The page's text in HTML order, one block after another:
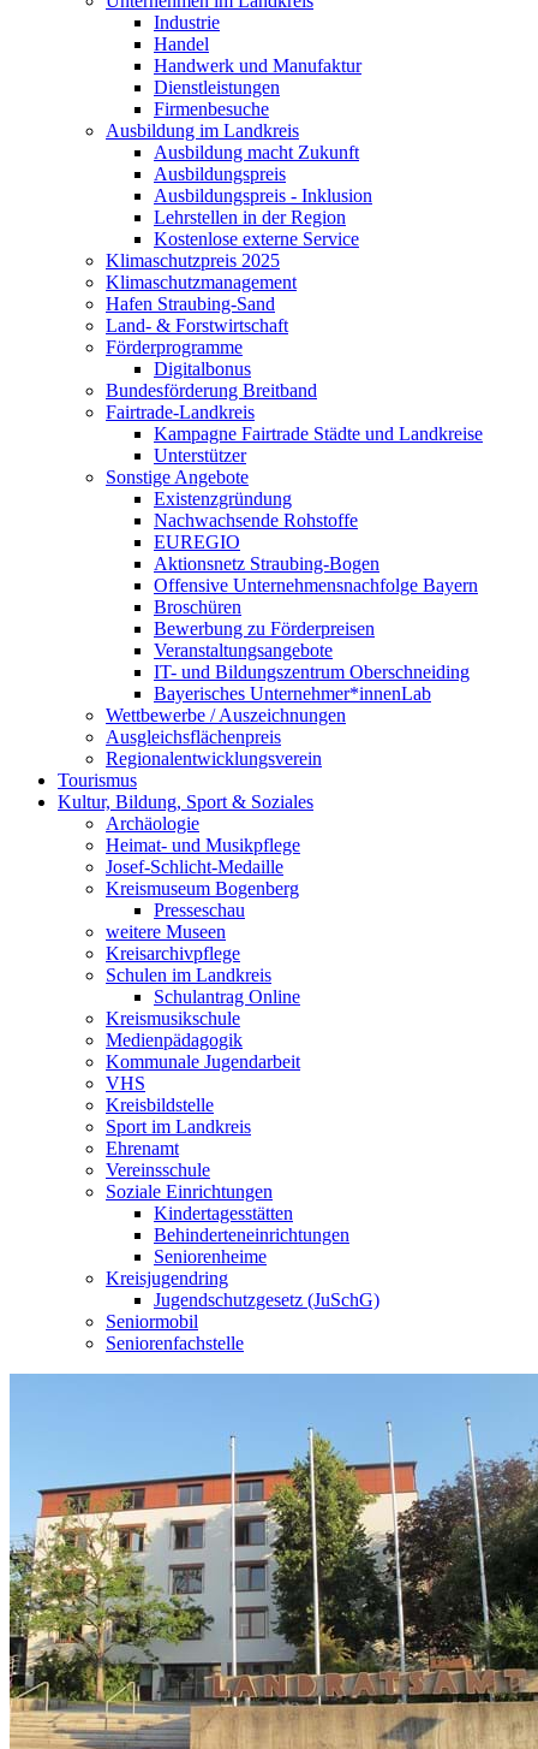
Industrie
Handel
Handwerk und Manufaktur
Dienstleistungen
Firmenbesuche
Ausbildung im Landkreis
Ausbildung macht Zukunft
Ausbildungspreis
Ausbildungspreis - Inklusion
Lehrstellen in der Region
Kostenlose externe Service
Klimaschutzpreis 2025
Klimaschutzmanagement
Hafen Straubing-Sand
Land- & Forstwirtschaft
Förderprogramme
Digitalbonus
Bundesförderung Breitband
Fairtrade-Landkreis
Kampagne Fairtrade Städte und Landkreise
Unterstützer
Sonstige Angebote
Existenzgründung
Nachwachsende Rohstoffe
EUREGIO
Aktionsnetz Straubing-Bogen
Offensive Unternehmensnachfolge Bayern
Broschüren
Bewerbung zu Förderpreisen
Veranstaltungsangebote
IT- und Bildungszentrum Oberschneiding
Bayerisches Unternehmer*innenLab
Wettbewerbe / Auszeichnungen
Ausgleichsflächenpreis
Regionalentwicklungsverein
Tourismus
Kultur, Bildung, Sport & Soziales
Archäologie
Heimat- und Musikpflege
Josef-Schlicht-Medaille
Kreismuseum Bogenberg
Presseschau
weitere Museen
Kreisarchivpflege
Schulen im Landkreis
Schulantrag Online
Kreismusikschule
Medienpädagogik
Kommunale Jugendarbeit
VHS
Kreisbildstelle
Sport im Landkreis
Ehrenamt
Vereinsschule
Soziale Einrichtungen
Kindertagesstätten
Behinderteneinrichtungen
Seniorenheime
Kreisjugendring
Jugendschutzgesetz (JuSchG)
Seniormobil
Seniorenfachstelle